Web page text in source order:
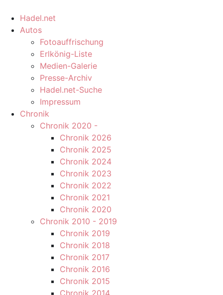
Hadel.net
Autos
Fotoauffrischung
Erlkönig-Liste
Medien-Galerie
Presse-Archiv
Hadel.net-Suche
Impressum
Chronik
Chronik 2020 -
Chronik 2026
Chronik 2025
Chronik 2024
Chronik 2023
Chronik 2022
Chronik 2021
Chronik 2020
Chronik 2010 - 2019
Chronik 2019
Chronik 2018
Chronik 2017
Chronik 2016
Chronik 2015
Chronik 2014